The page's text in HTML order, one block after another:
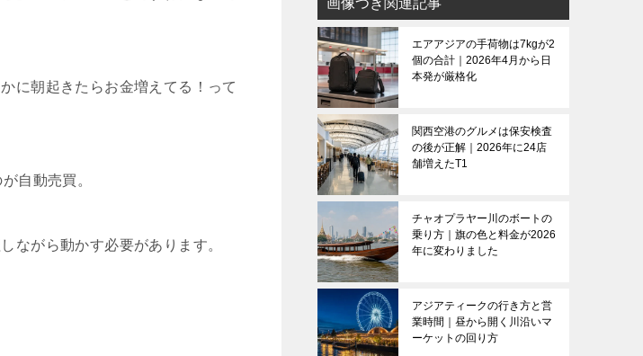
に朝起きたらお金増えてる！って
自動売買。
ながら動かす必要があります。
画像つき関連記事
エアアジアの手荷物は7kgが2
個の合計｜2026年4月から日
本発が厳格化
関西空港のグルメは保安検査
の後が正解｜2026年に24店
舗増えたT1
チャオプラヤー川のボートの
乗り方｜旗の色と料金が2026
年に変わりました
アジアティークの行き方と営
業時間｜昼から開く川沿いマ
ーケットの回り方